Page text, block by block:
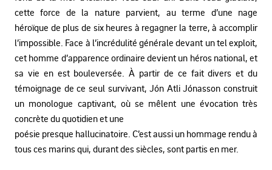
cette force de la nature parvient, au terme d’une nage
héroïque de plus de six heures à regagner la terre, à accomplir
l’impossible. Face à l’incrédulité générale devant un tel exploit,
cet homme d’apparence ordinaire devient un héros national, et
sa vie en est bouleversée. À partir de ce fait divers et du
témoignage de ce seul survivant, Jón Atli Jónasson construit
un monologue captivant, où se mêlent une évocation très
concrète du quotidien et une
poésie presque hallucinatoire. C’est aussi un hommage rendu à
tous ces marins qui, durant des siècles, sont partis en mer.